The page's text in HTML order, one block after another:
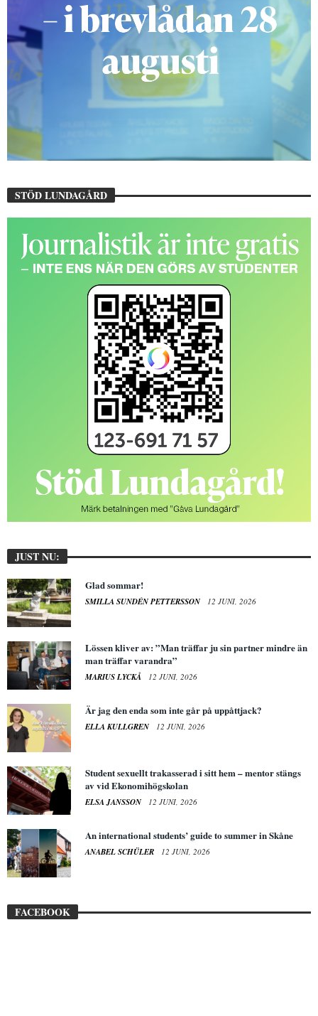
STÖD LUNDAGÅRD
JUST NU:
Glad sommar!
SMILLA SUNDÉN PETTERSSON 12 JUNI, 2026
Lössen kliver av: ”Man träffar ju sin partner mindre än
man träffar varandra”
MARIUS LYCKÅ 12 JUNI, 2026
Är jag den enda som inte går på uppåttjack?
ELLA KULLGREN 12 JUNI, 2026
Student sexuellt trakasserad i sitt hem – mentor stängs
av vid Ekonomihögskolan
ELSA JANSSON 12 JUNI, 2026
An international students’ guide to summer in Skåne
ANABEL SCHÜLER 12 JUNI, 2026
FACEBOOK